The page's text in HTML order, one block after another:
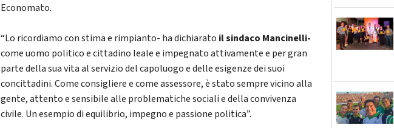
Economato.
“Lo ricordiamo con stima e rimpianto- ha dichiarato il sindaco Mancinelli-
come uomo politico e cittadino leale e impegnato attivamente e per gran
parte della sua vita al servizio del capoluogo e delle esigenze dei suoi
concittadini. Come consigliere e come assessore, è stato sempre vicino alla
gente, attento e sensibile alle problematiche sociali e della convivenza
civile. Un esempio di equilibrio, impegno e passione politica”.